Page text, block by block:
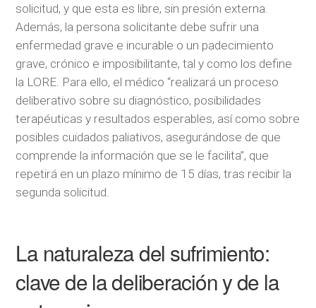
solicitud, y que esta es libre, sin presión externa.
Además, la persona solicitante debe sufrir una
enfermedad grave e incurable o un padecimiento
grave, crónico e imposibilitante, tal y como los define
la LORE. Para ello, el médico “realizará un proceso
deliberativo sobre su diagnóstico, posibilidades
terapéuticas y resultados esperables, así como sobre
posibles cuidados paliativos, asegurándose de que
comprende la información que se le facilita”, que
repetirá en un plazo mínimo de 15 días, tras recibir la
segunda solicitud.
La naturaleza del sufrimiento:
clave de la deliberación y de la